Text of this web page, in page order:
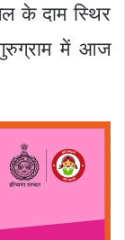
के दाम स्थिर
गुरुग्राम में आज